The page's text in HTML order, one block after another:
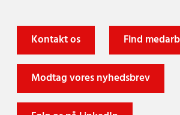
Kontakt os Find
Modtag vores nyhedsbrev